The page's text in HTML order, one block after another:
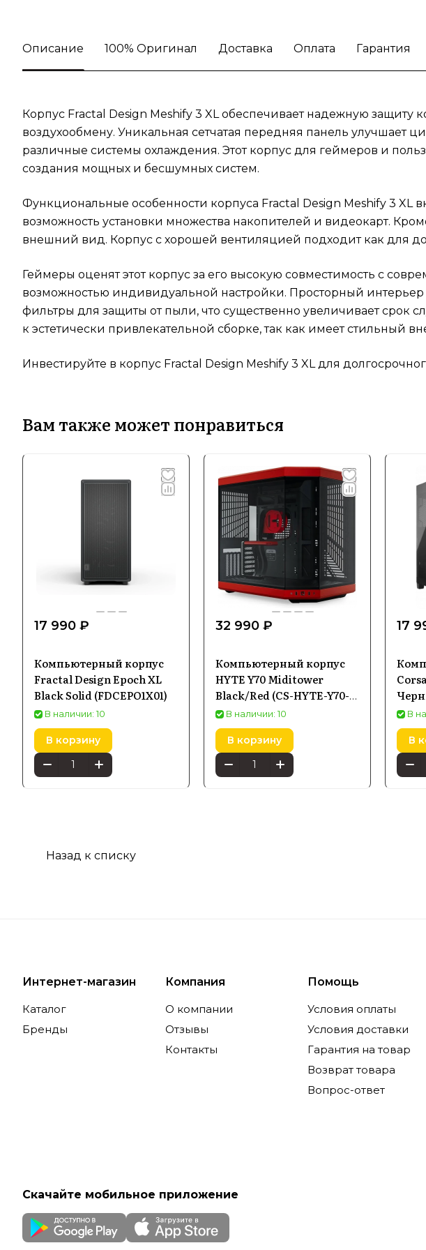
Описание 100% Оригинал Доставка Оплата Гарантия
Корпус Fractal Design Meshify 3 XL обеспечивает надежную
воздухообмену. Уникальная сетчатая передняя панель улучшает
различные системы охлаждения. Этот корпус для геймеров и
создания мощных и бесшумных систем.
Функциональные особенности корпуса Fractal Design Meshify 3 XL
возможность установки множества накопителей и видеокарт.
внешний вид. Корпус с хорошей вентиляцией подходит как для
Геймеры оценят этот корпус за его высокую совместимость с
возможностью индивидуальной настройки. Просторный интерьер
фильтры для защиты от пыли, что существенно увеличивает срок
к эстетически привлекательной сборке, так как имеет стильный
Инвестируйте в корпус Fractal Design Meshify 3 XL для
Вам также может понравиться
17 990 ₽
Компьютерный корпус
Fractal Design Epoch XL
Black Solid (FDCEPO1X01)
В наличии: 10
В корзину
32 990 ₽
Компьютерный корпус
HYTE Y70 Miditower
Black/Red (CS-HYTE-Y70-
BR)В наличии: 10
В корзину
17
В
В
Назад к списку
Интернет-магазин
Каталог
Бренды
Компания
О компании
Отзывы
Контакты
Помощь
Условия оплаты
Условия доставки
Гарантия на товар
Возврат товара
Вопрос-ответ
Скачайте мобильное приложение